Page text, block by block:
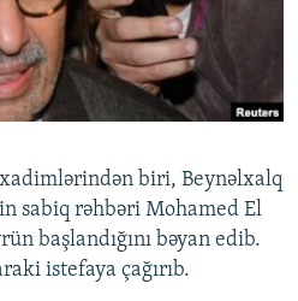
STANDARTLARIMIZ
biri, Beynəlxalq
sabiq rəhbəri Mohamed El
başlandığını bəyan edib.
istefaya çağırıb.